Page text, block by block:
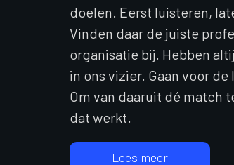
doelen. Eerst luisteren,
Vinden daar de juiste
organisatie bij. Hebben
in ons vizier. Gaan voor
Om van daaruit dé match
dat werkt.
Lees meer